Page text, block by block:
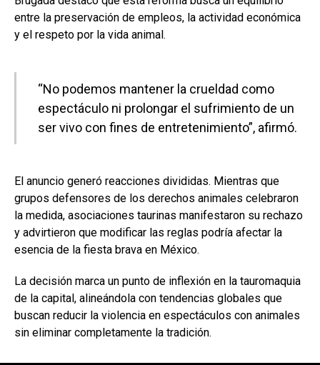
entre la preservación de empleos, la actividad económica
y el respeto por la vida animal.
“No podemos mantener la crueldad como
espectáculo ni prolongar el sufrimiento de un
ser vivo con fines de entretenimiento”, afirmó.
El anuncio generó reacciones divididas. Mientras que
grupos defensores de los derechos animales celebraron
la medida, asociaciones taurinas manifestaron su rechazo
y advirtieron que modificar las reglas podría afectar la
esencia de la fiesta brava en México.
La decisión marca un punto de inflexión en la tauromaquia
de la capital, alineándola con tendencias globales que
buscan reducir la violencia en espectáculos con animales
sin eliminar completamente la tradición.